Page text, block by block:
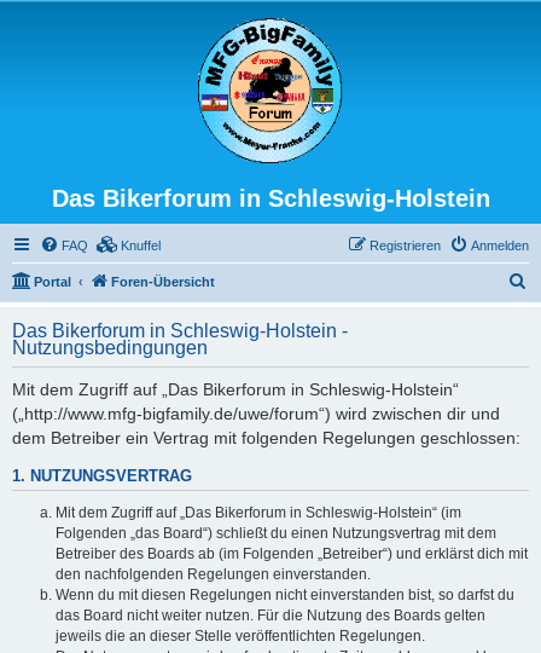
Das Bikerforum in Schleswig-Holstein
FAQ Knuffel Anmelden
Registrieren
Portal Foren-Übersicht
h
Das Bikerforum in Schleswig-Holstein -
Nutzungsbedingungen
Mit dem Zugriff auf „Das Bikerforum in Schleswig-Holstein“
(„http://www.mfg-bigfamily.de/uwe/forum“) wird zwischen dir und
dem Betreiber ein Vertrag mit folgenden Regelungen geschlossen:
1. NUTZUNGSVERTRAG
Mit dem Zugriff auf „Das Bikerforum in Schleswig-Holstein“ (im
Folgenden „das Board“) schließt du einen Nutzungsvertrag mit dem
Betreiber des Boards ab (im Folgenden „Betreiber“) und erklärst dich mit
den nachfolgenden Regelungen einverstanden.
Wenn du mit diesen Regelungen nicht einverstanden bist, so darfst du
das Board nicht weiter nutzen. Für die Nutzung des Boards gelten
jeweils die an dieser Stelle veröffentlichten Regelungen.